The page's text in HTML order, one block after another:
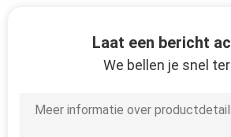
Laat een bericht
We bellen je snel